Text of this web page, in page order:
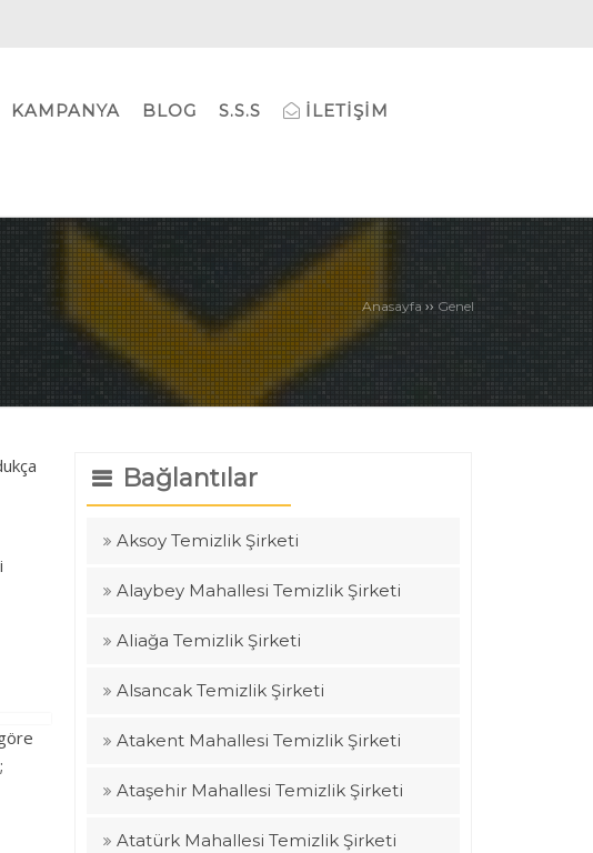
KAMPANYA BLOG S.S.S İLETIŞIM
Anasayfa ›› Genel
Bağlantılar
Aksoy Temizlik Şirketi
Alaybey Mahallesi Temizlik Şirketi
Aliağa Temizlik Şirketi
Alsancak Temizlik Şirketi
Atakent Mahallesi Temizlik Şirketi
Ataşehir Mahallesi Temizlik Şirketi
Atatürk Mahallesi Temizlik Şirketi